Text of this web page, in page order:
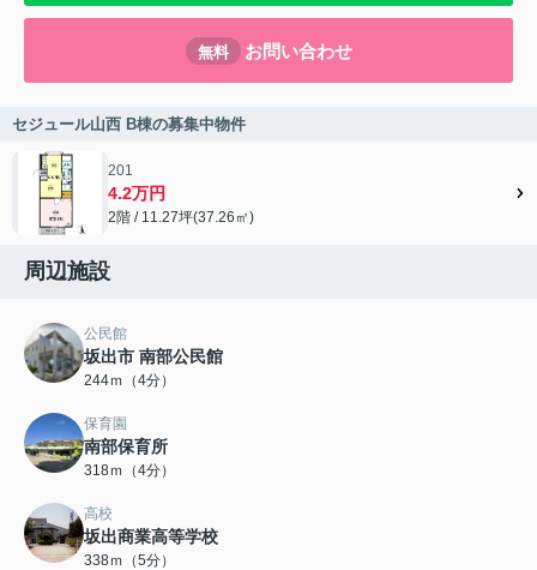
無料 お問い合わせ
セジュール山西 B棟の募集中物件
201
4.2万円
2階 / 11.27坪(37.26㎡)
周辺施設
公民館
坂出市 南部公民館
244ｍ（4分）
保育園
南部保育所
318ｍ（4分）
高校
坂出商業高等学校
338ｍ（5分）